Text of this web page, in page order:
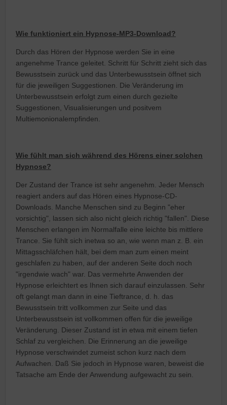
Wie funktioniert ein Hypnose-MP3-Download?
Durch das Hören der Hypnose werden Sie in eine
angenehme Trance geleitet. Schritt für Schritt zieht sich das
Bewusstsein zurück und das Unterbewusstsein öffnet sich
für die jeweiligen Suggestionen. Die Veränderung im
Unterbewusstsein erfolgt zum einen durch gezielte
Suggestionen, Visualisierungen und positvem
Multiemonionalempfinden.
Wie fühlt man sich während des Hörens einer solchen
Hypnose?
Der Zustand der Trance ist sehr angenehm. Jeder Mensch
reagiert anders auf das Hören eines Hypnose-CD-
Downloads. Manche Menschen sind zu Beginn "eher
vorsichtig", lassen sich also nicht gleich richtig "fallen". Diese
Menschen erlangen im Normalfalle eine leichte bis mittlere
Trance. Sie fühlt sich inetwa so an, wie wenn man z. B. ein
Mittagsschläfchen hält, bei dem man zum einen meint
geschlafen zu haben, auf der anderen Seite doch noch
"irgendwie wach" war. Das vermehrte Anwenden der
Hypnose erleichtert es Ihnen sich darauf einzulassen. Sehr
oft gelangt man dann in eine Tieftrance, d. h. das
Bewusstsein tritt vollkommen zur Seite und das
Unterbewusstsein ist vollkommen offen für die jeweilige
Veränderung. Dieser Zustand ist in etwa mit einem tiefen
Schlaf zu vergleichen. Die Erinnerung an die jeweilige
Hypnose verschwindet zumeist schon kurz nach dem
Aufwachen. Daß Sie jedoch in Hypnose waren, beweist die
Tatsache am Ende der Anwendung aufgewacht zu sein.